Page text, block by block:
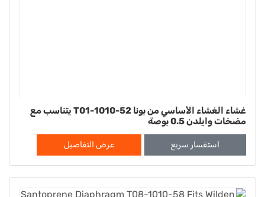
غشاء الغشاء الأساسي من بونا T01-1010-52 يتناسب مع
مضخات وايلدن 0.5 بوصة
استفسار سريع عرض التفاصيل